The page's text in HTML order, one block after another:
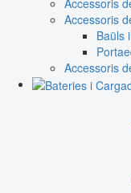
Accessoris
Baüls
Accessoris